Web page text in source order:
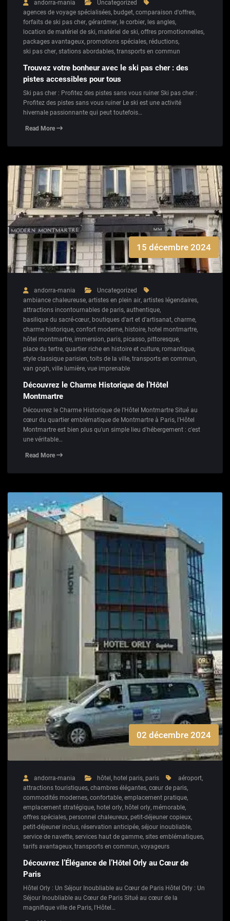
andorra-mania
Uncategorized
agences de voyage spécialisées, budget, comparaison d'offres,
forfaits de ski pas cher, gérardmer, le corbier, les angles,
location de matériel de ski, matériel de ski, offres promotionnelles,
packages avantageux, promotions spéciales, réductions,
ski pas cher, stations abordables, transports en commun
Trouvez votre bonheur avec le ski pas cher : des
pistes accessibles pour tous
Ski pas cher : Profitez des pistes sans vous ruiner Ski pas cher :
Profitez des pistes sans vous ruiner Le ski est une activité
hivernale passionnante qui peut toutefois…
Read More
15 décembre 2024
andorra-mania
Uncategorized
ambiance chaleureuse, artistes en plein air, artistes légendaires,
attractions incontournables de paris, authentique,
basilique du sacré-cœur, boutiques d'art et d'artisanat, charme,
charme historique, confort moderne, histoire, hotel montmartre,
hôtel montmartre, immersion, paris, picasso, pittoresque,
place du tertre, quartier riche en histoire et culture, romantique,
style classique parisien, toits de la ville, transports en commun,
van gogh, ville lumière, vue imprenable
Découvrez le Charme Historique de l’Hôtel
Montmartre
Découvrez le Charme Historique de l'Hôtel Montmartre Situé au
cœur du quartier emblématique de Montmartre à Paris, l'Hôtel
Montmartre est bien plus qu'un simple lieu d'hébergement : c'est
une véritable…
Read More
02 décembre 2024
andorra-mania hôtel , hotel paris, paris aéroport,
attractions touristiques, chambres élégantes, cœur de paris,
commodités modernes, confortable, emplacement pratique,
emplacement stratégique, hotel orly, hôtel orly, mémorable,
offres spéciales, personnel chaleureux, petit-déjeuner copieux,
petit-déjeuner inclus, réservation anticipée, séjour inoubliable,
service de navette, services haut de gamme, sites emblématiques,
tarifs avantageux, transports en commun, voyageurs
Découvrez l’Élégance de l’Hôtel Orly au Cœur de
Paris
Hôtel Orly : Un Séjour Inoubliable au Cœur de Paris Hôtel Orly : Un
Séjour Inoubliable au Cœur de Paris Situé au cœur de la
magnifique ville de Paris, l'Hôtel…